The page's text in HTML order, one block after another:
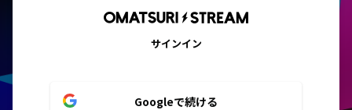
サインイン
Googleで続ける